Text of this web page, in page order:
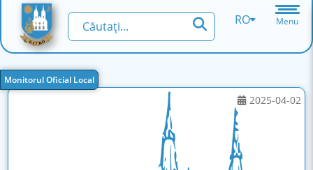
RO Menu
Monitorul Oficial Local
2025-04-02